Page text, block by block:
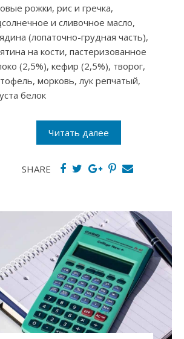
рожки, рис и гречка,
и сливочное масло,
(лопаточно-грудная часть),
на кости, пастеризованное
(2,5%), кефир (2,5%), творог,
морковь, лук репчатый,
белок
Читать далее
SHARE